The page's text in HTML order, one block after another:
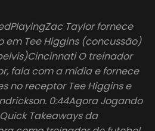
Taylor fornece
em Tee Higgins (concussão)
O treinador
fala com a mídia e fornece
no receptor Tee Higgins e
0:44Agora Jogando
Takeaways da